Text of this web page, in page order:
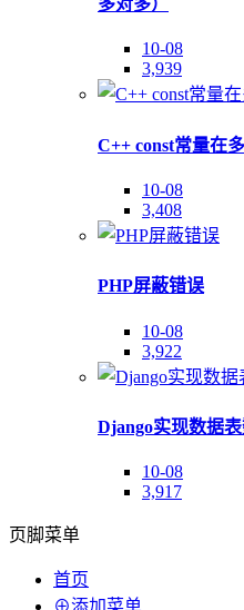
多对多）
10-08
3,939
C++ const常量在
10-08
3,408
PHP屏蔽错误
10-08
3,922
Django实现数据
10-08
3,917
页脚菜单
首页
⊕添加菜单